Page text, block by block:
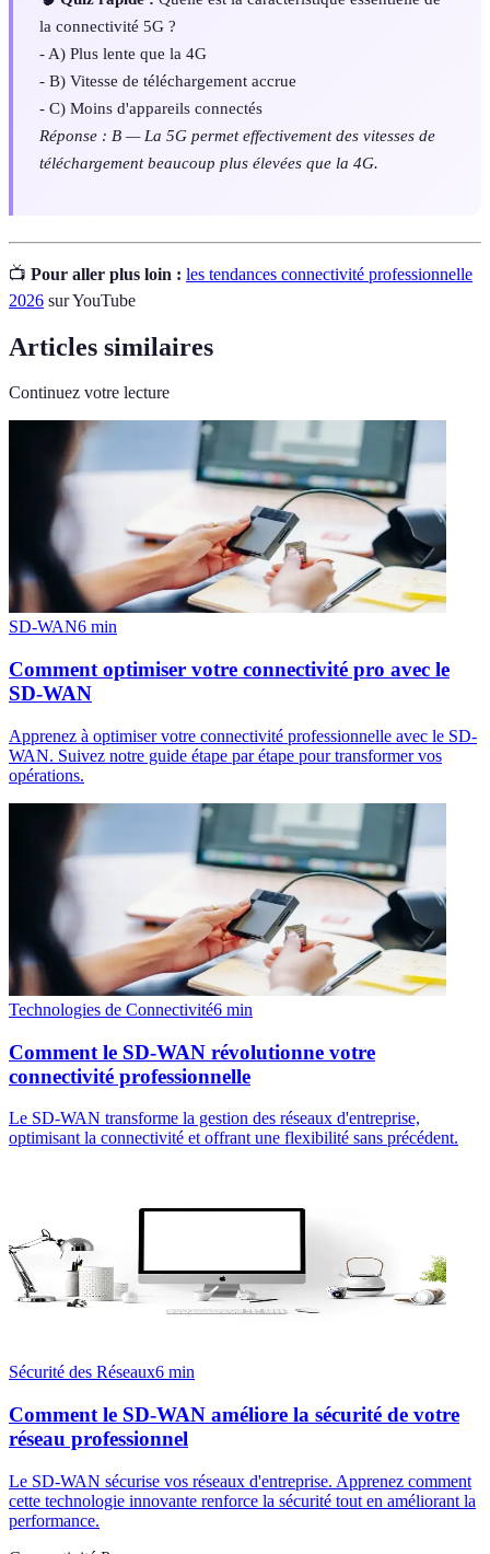
la connectivité 5G ?
- A) Plus lente que la 4G
- B) Vitesse de téléchargement accrue
- C) Moins d'appareils connectés
Réponse : B — La 5G permet effectivement des vitesses de
téléchargement beaucoup plus élevées que la 4G.
📺 Pour aller plus loin : les tendances connectivité professionnelle
2026 sur YouTube
Articles similaires
Continuez votre lecture
SD-WAN6 min
Comment optimiser votre connectivité pro avec le
SD-WAN
Apprenez à optimiser votre connectivité professionnelle avec le SD-
WAN. Suivez notre guide étape par étape pour transformer vos
opérations.
Technologies de Connectivité6 min
Comment le SD-WAN révolutionne votre
connectivité professionnelle
Le SD-WAN transforme la gestion des réseaux d'entreprise,
optimisant la connectivité et offrant une flexibilité sans précédent.
Sécurité des Réseaux6 min
Comment le SD-WAN améliore la sécurité de votre
réseau professionnel
Le SD-WAN sécurise vos réseaux d'entreprise. Apprenez comment
cette technologie innovante renforce la sécurité tout en améliorant la
performance.